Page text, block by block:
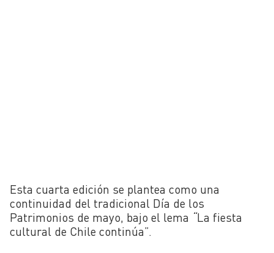
Esta cuarta edición se plantea como una
continuidad del tradicional Día de los
Patrimonios de mayo, bajo el lema “La fiesta
cultural de Chile continúa”.